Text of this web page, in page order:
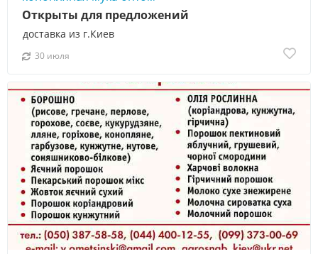
доставка из г.Киев
Открыты для предложений
30 июля